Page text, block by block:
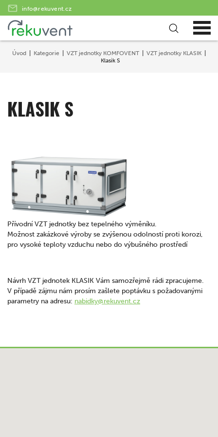
info@rekuvent.cz
Úvod Kategorie VZT jednotky KOMFOVENT
VZT jednotky KLASIK
Klasik S
KLASIK S
Přívodní VZT jednotky bez tepelného výměníku.
Možnost zakázkové výroby se zvýšenou odolností proti korozi,
pro vysoké teploty vzduchu nebo do výbušného prostředí
Návrh VZT jednotek KLASIK Vám samozřejmě rádi zpracujeme.
V případě zájmu nám prosím zašlete poptávku s požadovanými
parametry na adresu: nabidky@rekuvent.cz